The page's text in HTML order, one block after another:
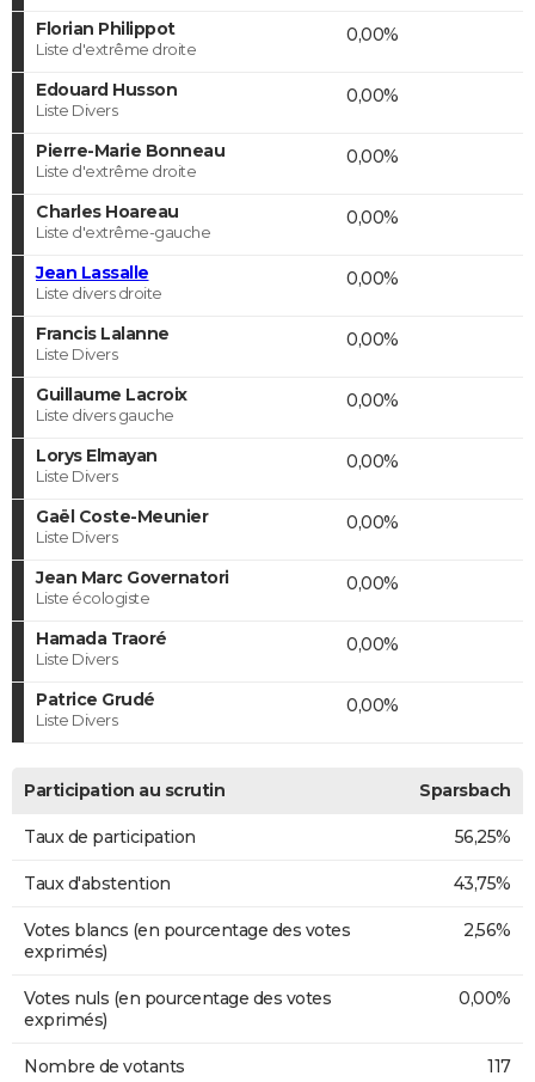
Florian Philippot
Liste d'extrême droite
0,00%
Edouard Husson
Liste Divers
0,00%
Pierre-Marie Bonneau
Liste d'extrême droite
0,00%
Charles Hoareau
Liste d'extrême-gauche
0,00%
Jean Lassalle
Liste divers droite
0,00%
Francis Lalanne
Liste Divers
0,00%
Guillaume Lacroix
Liste divers gauche
0,00%
Lorys Elmayan
Liste Divers
0,00%
Gaël Coste-Meunier
Liste Divers
0,00%
Jean Marc Governatori
Liste écologiste
0,00%
Hamada Traoré
Liste Divers
0,00%
Patrice Grudé
Liste Divers
0,00%
Participation au scrutin Sparsbach
Taux de participation 56,25%
Taux d'abstention 43,75%
Votes blancs (en pourcentage des votes
exprimés)
2,56%
Votes nuls (en pourcentage des votes
exprimés)
0,00%
Nombre de votants 117